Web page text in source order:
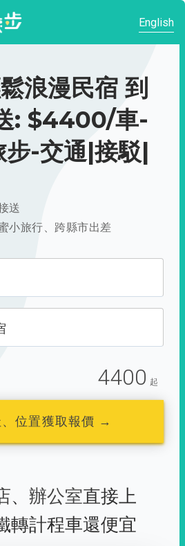
English
浪漫民宿 到
: $4400/車-
-交通|接駁|
送
小旅行、跨縣市出差
4400 起
位置獲取報價 →
、 辦公室直接上
轉計程車還便宜